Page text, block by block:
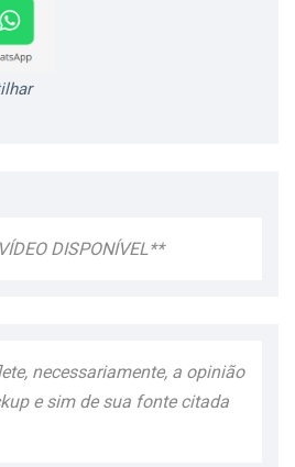
DISPONÍVEL**
necessariamente, a opinião
e sim de sua fonte citada